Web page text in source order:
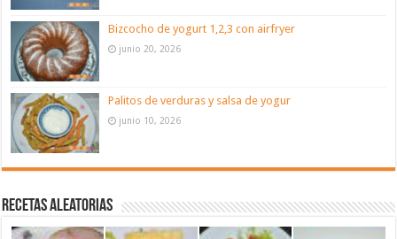
Bizcocho de yogurt 1,2,3 con airfryer
junio 20, 2026
Palitos de verduras y salsa de yogur
junio 10, 2026
Recetas aleatorias